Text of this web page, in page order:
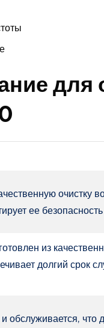
для
очистку
ее
из
долгий срок
и обслуживается,